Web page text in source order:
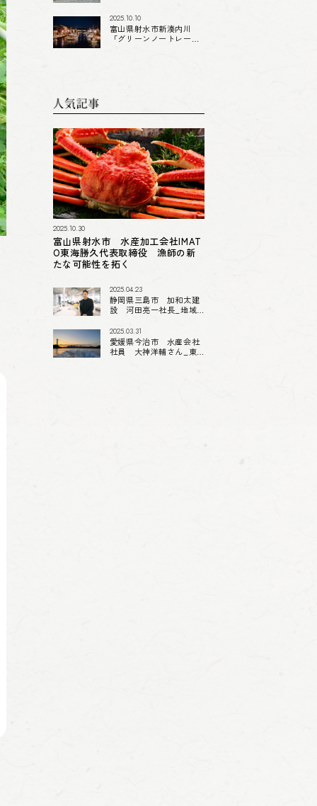
つくる人をつくる」民間
自治のまちづくり
2025.10.10
富山県射水市新湊内川
「グリーンノートレーベ
2025.10.30
富山県射水市 水産加工会社IMAT
O東海勝久代表取締役 漁師の新
たな可能性を拓く
2025.04.23
静岡県三島市 加和太建
設 河田亮一社長_地域
続々誕生！ 3代目社長の
「挑戦できるまちづく
り」
2025.03.31
愛媛県今治市 水産会社
社員 大神洋輔さん_東